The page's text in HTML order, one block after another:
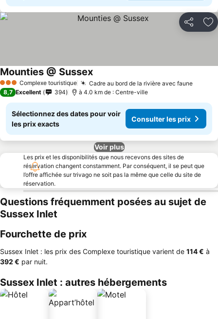
Partager
3 ÉtoilesComplexe touristique Cadre au bord de la rivière avec faune
Mounties @ Sussex
8,7 Excellent 394 à 4.0 km de : Centre-ville
Sélectionnez des dates pour voir
les prix exacts
Consulter les prix
Voir plus
Les prix et les disponibilités que nous recevons des sites de
réservation changent constamment. Par conséquent, il se peut que
l’offre affichée sur trivago ne soit pas la même que celle du site de
réservation.
Questions fréquemment posées au sujet de
Sussex Inlet
Fourchette de prix
Sussex Inlet : les prix des Complexe touristique varient de ‎114 € à
‎392 € par nuit.
Sussex Inlet : autres hébergements